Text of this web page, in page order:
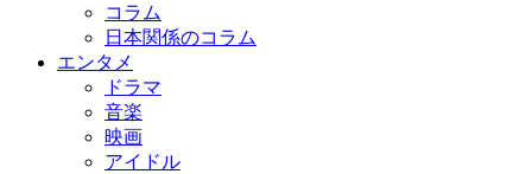
コラム
日本関係のコラム
エンタメ
ドラマ
音楽
映画
アイドル